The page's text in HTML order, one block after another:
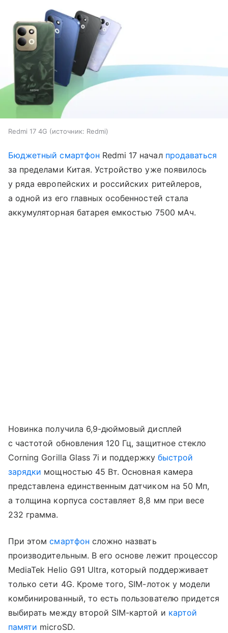
Redmi 17 4G источник: Redmi
Бюджетный смартфон Redmi 17 начал продаваться
за пределами Китая. Устройство уже появилось
у ряда европейских и российских ритейлеров,
а одной из его главных особенностей стала
аккумуляторная батарея емкостью 7500 мАч.
Новинка получила 6,9-дюймовый дисплей
с частотой обновления 120 Гц, защитное стекло
Corning Gorilla Glass 7i и поддержку быстрой
зарядки мощностью 45 Вт. Основная камера
представлена единственным датчиком на 50 Мп,
а толщина корпуса составляет 8,8 мм при весе
232 грамма.
При этомсмартфон сложно назвать
производительным. В его основе лежит процессор
MediaTek Helio G91 Ultra, который поддерживает
только сети 4G. Кроме того, SIM-лоток у модели
комбинированный, то есть пользователю придется
выбирать между второй SIM-картой и картой
памяти microSD.